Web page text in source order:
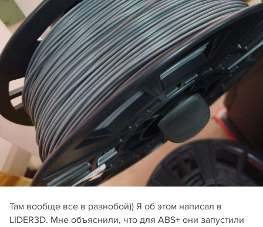
Там вообще все в разнобой)) Я об этом написал в
LIDER3D. Мне объяснили, что для ABS+ они запустили